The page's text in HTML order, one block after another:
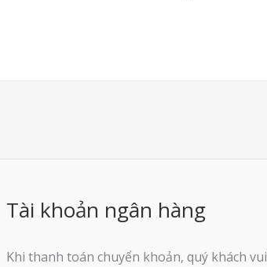
Tài khoản ngân hàng
Khi thanh toán chuyển khoản, quý khách vui